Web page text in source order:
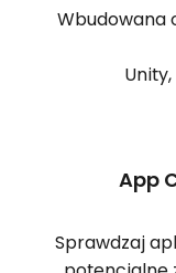
Wbudowana
App
Sprawdzaj